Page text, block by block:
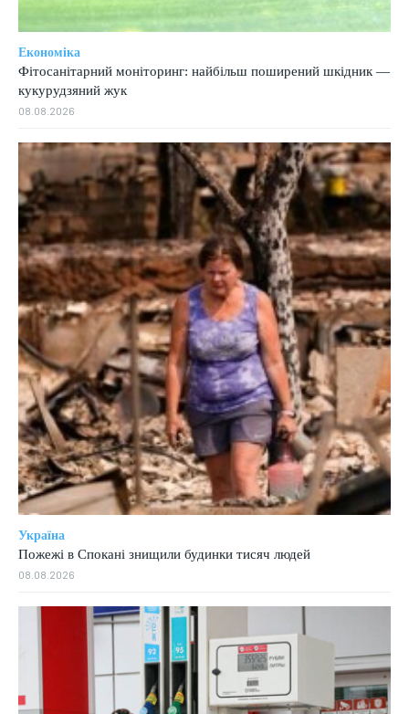
Економіка
Фітосанітарний моніторинг: найбільш поширений шкідник —
кукурудзяний жук
08.08.2026
Україна
Пожежі в Спокані знищили будинки тисяч людей
08.08.2026